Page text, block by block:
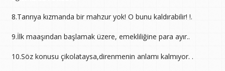
8.Tanrıya kızmanda bir mahzur yok! O bunu kaldırabilir! !.
9.İlk maaşından başlamak üzere, emekliliğine para ayır..
10.Söz konusu çikolataysa,direnmenin anlamı kalmıyor. .